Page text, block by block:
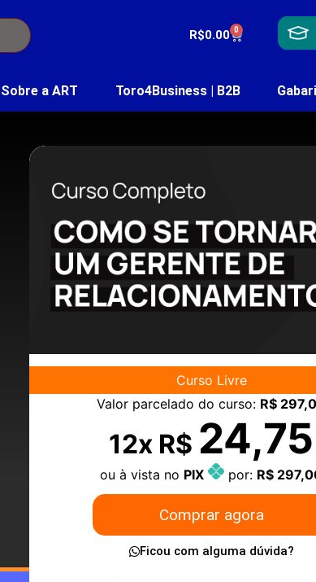
R$0.00 0
Sobre a ART Toro4Business | B2B
Curso Livre
Valor parcelado do curso: R$
12x R$ 24,75
ou à vista no PIX por: R$
Comprar agora
Ficou com alguma dúvida?